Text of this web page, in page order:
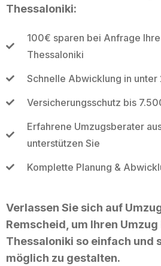
Thessaloniki:
100€ sparen bei Anfrage
Thessaloniki
Schnelle Abwicklung in unter
Versicherungsschutz bis
Erfahrene Umzugsberater
unterstützen Sie
Komplette Planung &
Verlassen Sie sich auf
Remscheid, um Ihren
Thessaloniki so einfach und
möglich zu gestalten.